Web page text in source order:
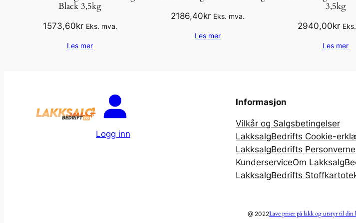
Black 3,5kg
1573,60kr Eks. mva.
Les mer
2186,40kr Eks. mva.
Les mer
3,5kg
2940,00kr
Les mer
Logg inn
Informasjon
Vilkår og Salgsbetingelser
LakksalgBedrifts Cookie-
LakksalgBedrifts
KunderserviceOm
LakksalgBedrifts
@ 2022Lave priser på lakk og utstyr til